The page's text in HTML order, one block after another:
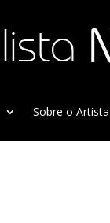
Sobre o Artista